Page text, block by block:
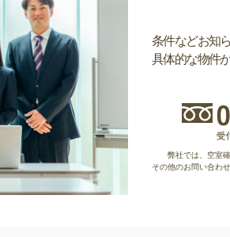
条件などお知
具体的な物件
弊社では、空室
その他のお問い合わ